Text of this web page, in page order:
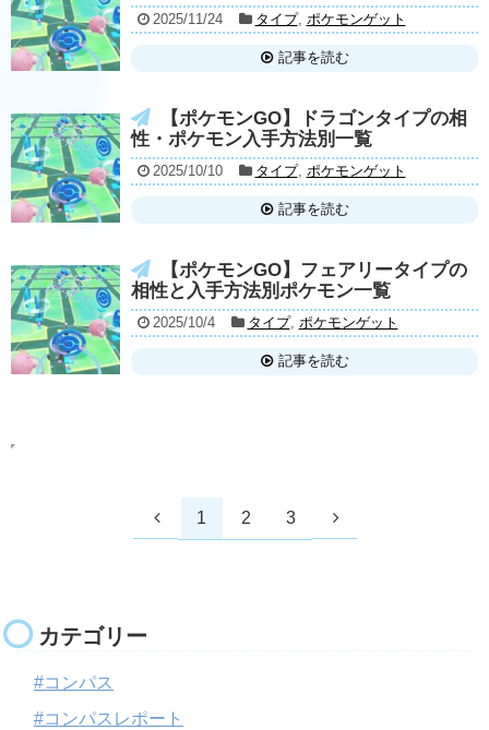
2025/11/24 タイプ, ポケモンゲット
記事を読む
【ポケモンGO】ドラゴンタイプの相
性・ポケモン入手方法別一覧
2025/10/10 タイプ, ポケモンゲット
記事を読む
【ポケモンGO】フェアリータイプの
相性と入手方法別ポケモン一覧
2025/10/4 タイプ, ポケモンゲット
記事を読む
1 2 3
カテゴリー
#コンパス
#コンパスレポート